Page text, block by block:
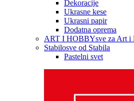
Dekoracije
Ukrasne kese
Ukrasni papir
Dodatna oprema
ART I HOBBYsve za Art i
Stabilosve od Stabila
Pastelni svet